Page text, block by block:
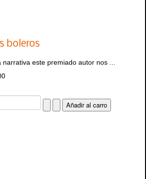
boleros
narrativa este premiado autor nos ...